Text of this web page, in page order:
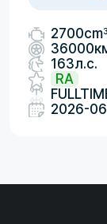
2700cm3
163л.с.
RA
2026-